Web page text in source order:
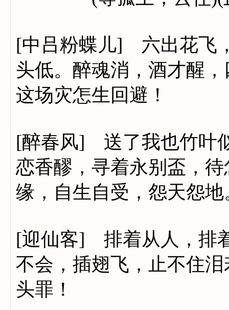
[中吕粉蝶儿] 六出花飞
头低。醉魂消，酒才醒
这场灾怎生回避！
[醉春风] 送了我也竹叶
恋香醪，寻着永别盃，
缘，自生自受，怨天怨地
[迎仙客] 排着从人，排
不会，插翅飞，止不住
头罪！